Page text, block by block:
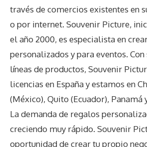
través de comercios existentes en
o por internet. Souvenir Picture,
el año 2000, es especialista en
personalizados y para eventos.
líneas de productos, Souvenir
licencias en España y estamos en
(México), Quito (Ecuador), Panamá
La demanda de regalos
creciendo muy rápido. Souvenir
oportunidad de crear tu propio